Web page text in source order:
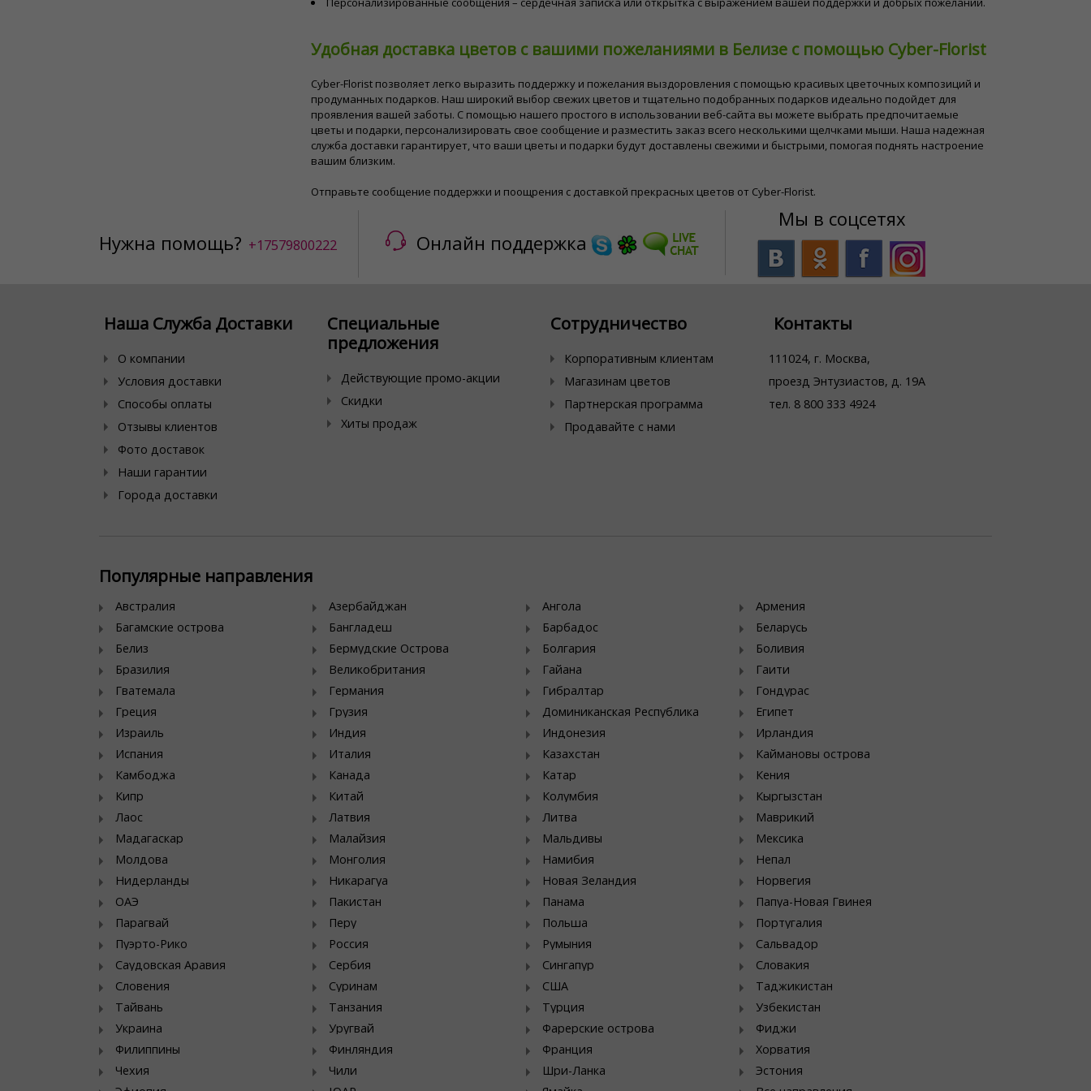
Удобная доставка цветов с вашими пожеланиями в Белизе с помощью Cyber-Florist
Cyber-Florist позволяет легко выразить поддержку и пожелания выздоровления с помощью красивых цветочных композиций и
продуманных подарков. Наш широкий выбор свежих цветов и тщательно подобранных подарков идеально подойдет для
проявления вашей заботы. С помощью нашего простого в использовании веб-сайта вы можете выбрать предпочитаемые
цветы и подарки, персонализировать свое сообщение и разместить заказ всего несколькими щелчками мыши. Наша надежная
служба доставки гарантирует, что ваши цветы и подарки будут доставлены свежими и быстрыми, помогая поднять настроение
вашим близким.
Отправьте сообщение поддержки и поощрения с доставкой прекрасных цветов от Cyber-Florist.
Нужна помощь? +17579800222 Онлайн поддержка
Мы в соцсетях
Наша Служба Доставки
О компании
Условия доставки
Способы оплаты
Отзывы клиентов
Фото доставок
Наши гарантии
Города доставки
Специальные
предложения
Действующие промо-акции
Скидки
Хиты продаж
Сотрудничество
Корпоративным клиентам
Магазинам цветов
Партнерская программа
Продавайте с нами
Контакты
111024, г. Москва,
проезд Энтузиастов, д. 19А
тел. 8 800 333 4924
Популярные направления
Австралия Азербайджан Ангола
Армения
Багамские острова
Бангладеш Барбадос
Беларусь
Белиз
Бермудские Острова Болгария
Боливия
Бразилия
Великобритания Гайана
Гаити
Гватемала
Германия Гибралтар
Гондурас
Греция
Грузия Доминиканская Республика
Египет
Израиль
Индия Индонезия
Ирландия
Испания
Италия Казахстан
Каймановы острова
Камбоджа
Канада Катар
Кения
Кипр
Китай Колумбия
Кыргызстан
Лаос
Латвия Литва
Маврикий
Мадагаскар
Малайзия Мальдивы
Мексика
Молдова
Монголия Намибия
Непал
Нидерланды
Никарагуа Новая Зеландия
Норвегия
ОАЭ
Пакистан Панама
Папуа-Новая Гвинея
Парагвай
Перу Польша
Португалия
Пуэрто-Рико
Россия Румыния
Сальвадор
Саудовская Аравия
Сербия Сингапур
Словакия
Словения
Суринам США
Таджикистан
Тайвань
Танзания Турция
Узбекистан
Украина
Уругвай Фарерские острова
Фиджи
Филиппины
Финляндия Франция
Хорватия
Чехия
Чили Шри-Ланка
Эстония